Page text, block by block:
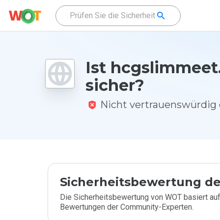
Ist
sicher?
Nicht vertrauenswürdig
Sicherheitsbewertung
Die Sicherheitsbewertung von WOT basiert
Bewertungen der Community-Experten.